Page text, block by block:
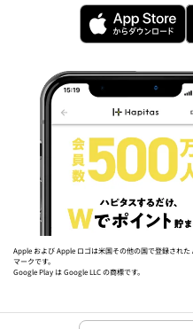
Apple および Apple ロゴは米国その他の国で登録され
マークです。
Google Play は Google LLC の商標です。